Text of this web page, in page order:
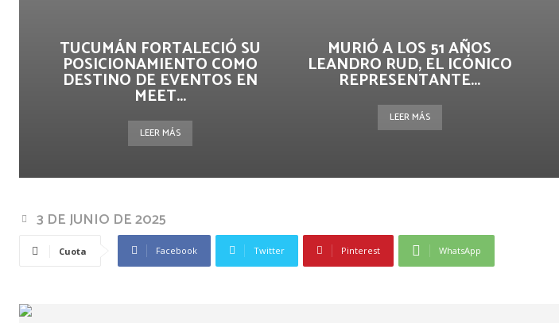
TUCUMÁN FORTALECIÓ SU
POSICIONAMIENTO COMO
DESTINO DE EVENTOS EN
MEET...
LEER MÁS
MURIÓ A LOS 51 AÑOS
LEANDRO RUD, EL ICÓNICO
REPRESENTANTE...
LEER MÁS
3 DE JUNIO DE 2025
Cuota Facebook Twitter Pinterest WhatsApp